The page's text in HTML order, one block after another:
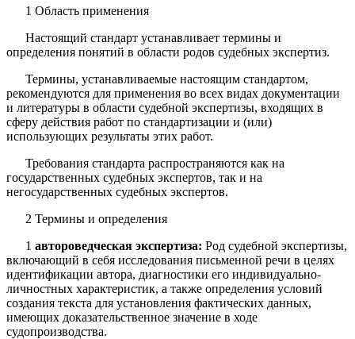
1 Область применения
Настоящий стандарт устанавливает термины и
определения понятий в области родов судебных экспертиз.
Термины, устанавливаемые настоящим стандартом,
рекомендуются для применения во всех ви­дах документации
и литературы в области судебной экспертизы, входящих в
сферу действия работ по стандартизации и (или)
использующих результаты этих работ.
Требования стандарта распространяются как на
государственных судебных экспертов, так и на
негосударственных судебных экспертов.
2 Термины и определения
1 автороведческая экспертиза: Род судебной экспертизы,
включающий в себя исследования письменной речи в целях
идентификации автора, диагностики его индивидуально-
личностных характеристик, а также определения условий
создания текста для установления фактических данных,
имеющих доказатель­ственное значение в ходе
судопроизводства.